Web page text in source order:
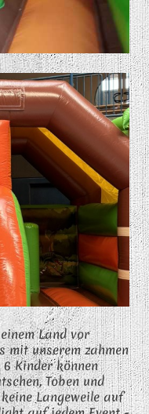
Land vor
mit unserem zahmen
Kinder können
Toben und
Langeweile auf